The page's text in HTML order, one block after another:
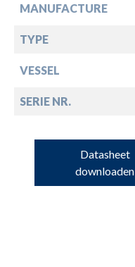
MANUFACTURE
TYPE
VESSEL
SERIE NR.
Datasheet
downloaden